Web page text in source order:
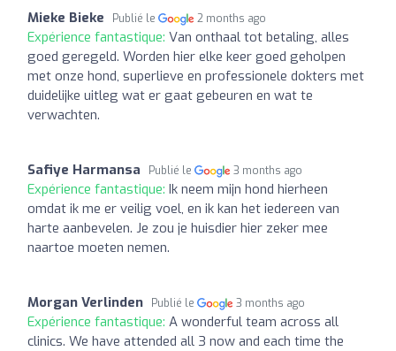
Mieke Bieke Publié le 2 months ago
Expérience fantastique: Van onthaal tot betaling, alles
goed geregeld. Worden hier elke keer goed geholpen
met onze hond, superlieve en professionele dokters met
duidelijke uitleg wat er gaat gebeuren en wat te
verwachten.
Safiye Harmansa Publié le 3 months ago
Expérience fantastique: Ik neem mijn hond hierheen
omdat ik me er veilig voel, en ik kan het iedereen van
harte aanbevelen. Je zou je huisdier hier zeker mee
naartoe moeten nemen.
Morgan Verlinden Publié le 3 months ago
Expérience fantastique: A wonderful team across all
clinics. We have attended all 3 now and each time the